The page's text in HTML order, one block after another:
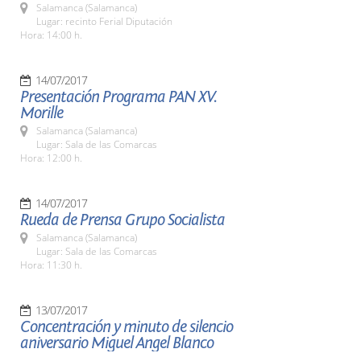
Salamanca (Salamanca)
Lugar: recinto Ferial Diputación
Hora: 14:00 h.
14/07/2017
Presentación Programa PAN XV.
Morille
Salamanca (Salamanca)
Lugar: Sala de las Comarcas
Hora: 12:00 h.
14/07/2017
Rueda de Prensa Grupo Socialista
Salamanca (Salamanca)
Lugar: Sala de las Comarcas
Hora: 11:30 h.
13/07/2017
Concentración y minuto de silencio
aniversario Miguel Angel Blanco